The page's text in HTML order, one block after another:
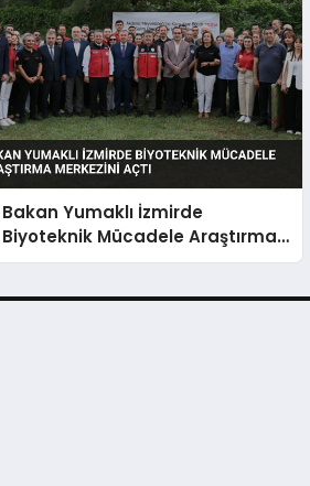
Bakan Yumaklı İzmirde
Biyoteknik Mücadele Araştırma
Merkezini Açtı